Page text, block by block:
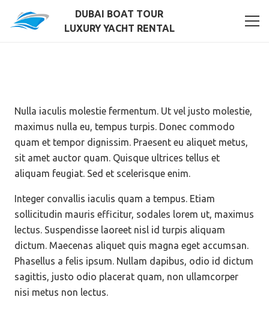
DUBAI BOAT TOUR
LUXURY YACHT RENTAL
Nulla iaculis molestie fermentum. Ut vel justo molestie,
maximus nulla eu, tempus turpis. Donec commodo
quam et tempor dignissim. Praesent eu aliquet metus,
sit amet auctor quam. Quisque ultrices tellus et
aliquam feugiat. Sed et scelerisque enim.
Integer convallis iaculis quam a tempus. Etiam
sollicitudin mauris efficitur, sodales lorem ut, maximus
lectus. Suspendisse laoreet nisl id turpis aliquam
dictum. Maecenas aliquet quis magna eget accumsan.
Phasellus a felis ipsum. Nullam dapibus, odio id dictum
sagittis, justo odio placerat quam, non ullamcorper
nisi metus non lectus.